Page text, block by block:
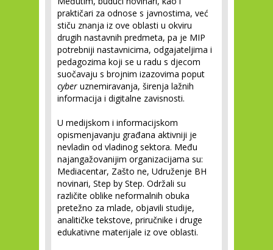
praktičari za odnose s javnostima, već
stiču znanja iz ove oblasti u okviru
drugih nastavnih predmeta, pa je MIP
potrebniji nastavnicima, odgajateljima i
pedagozima koji se u radu s djecom
suočavaju s brojnim izazovima poput
cyber uznemiravanja, širenja lažnih
informacija i digitalne zavisnosti.
U medijskom i informacijskom
opismenjavanju građana aktivniji je
nevladin od vladinog sektora. Među
najangažovanijim organizacijama su:
Mediacentar, Zašto ne, Udruženje BH
novinari, Step by Step. Održali su
različite oblike neformalnih obuka
pretežno za mlade, objavili studije,
analitičke tekstove, priručnike i druge
edukativne materijale iz ove oblasti.